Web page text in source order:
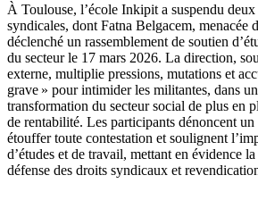
À Toulouse, l’école Inkipit a suspendu deux
syndicales, dont Fatna Belgacem, menacée
déclenché un rassemblement de soutien
du secteur le 17 mars 2026. La direction,
externe, multiplie pressions, mutations et
grave » pour intimider les militantes, dans
transformation du secteur social de plus en
de rentabilité. Les participants dénoncent
étouffer toute contestation et soulignent
d’études et de travail, mettant en évidence
défense des droits syndicaux et